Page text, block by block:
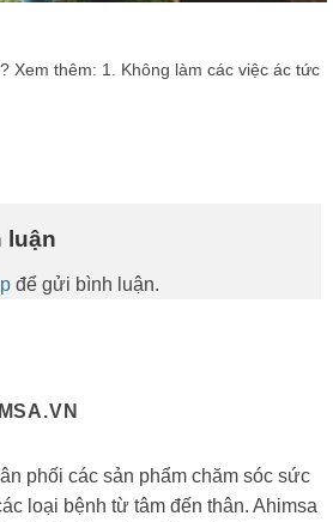
Xem thêm: 1. Không làm các việc ác tức
luận
để gửi bình luận.
phối các sản phẩm chăm sóc sức
loại bệnh từ tâm đến thân. Ahimsa